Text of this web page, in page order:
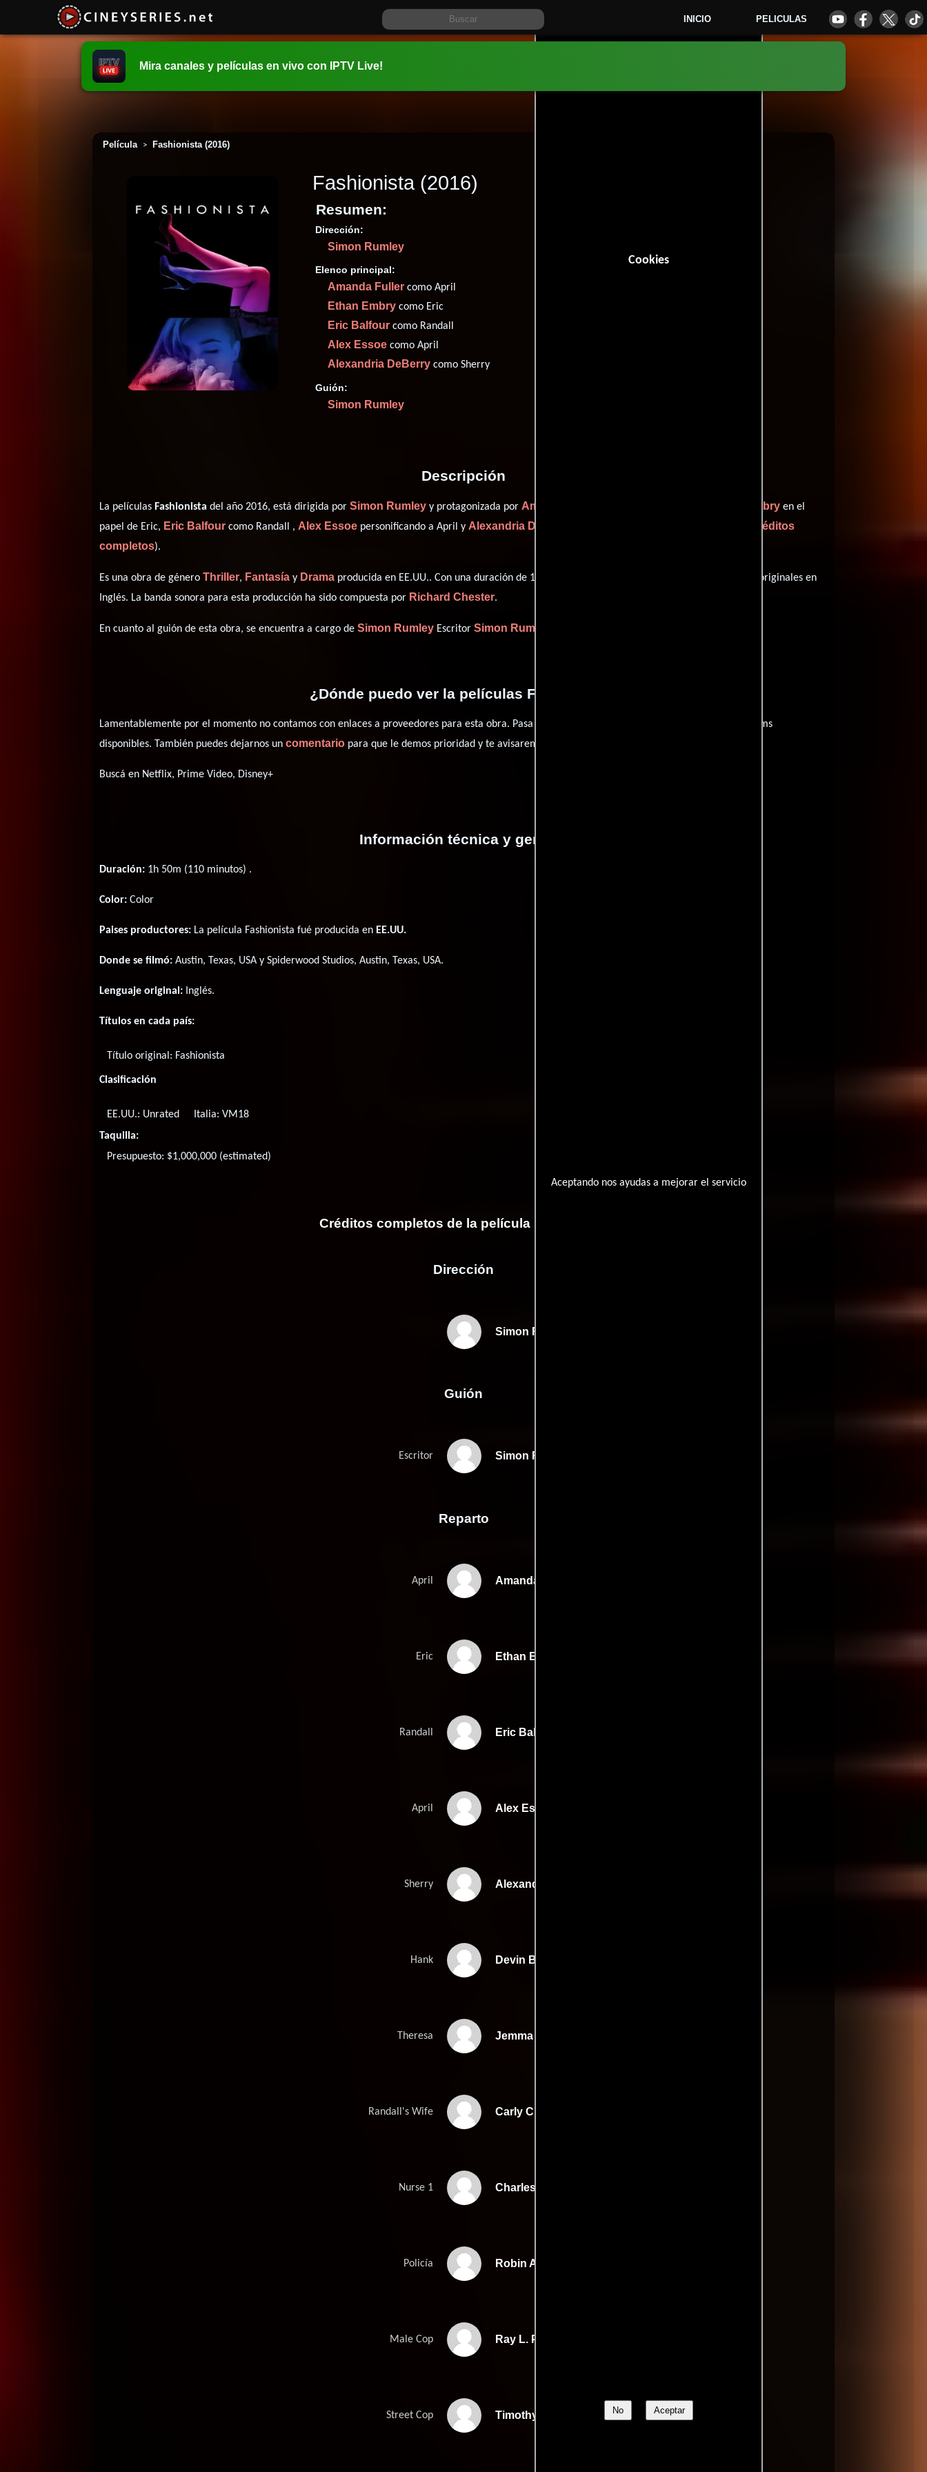
INICIO PELICULAS
Cookies
Aceptando nos ayudas a mejorar el servicio
No Aceptar
Mira canales y películas en vivo con IPTV Live!
Película > Fashionista (2016)
Fashionista(2016)
Resumen:
Dirección:
Simon Rumley
Elenco principal:
Amanda Fuller como April
Ethan Embry como Eric
Eric Balfour como Randall
Alex Essoe como April
Alexandria DeBerry como Sherry
Guión:
Simon Rumley
1h 50m (110 minutos).
Descripción
La películas Fashionista del año 2016, está dirigida porSimon Rumley y protagonizada porAmanda Fuller Ethan Embry en el
papel de Eric, Eric Balfour como Randall ,Alex Essoe personificando a April yAlexandria DeBerry
ver créditos
completos).
Es una obra de géneroThriller, Fantasía y Drama producida en EE.UU.. Con una duración de 1h 50m (110 minutos), esta película tiene diálogos originales en
Inglés. La banda sonora para esta producción ha sido compuesta por Richard Chester.
En cuanto al guión de esta obra, se encuentra a cargo deSimon Rumley EscritorSimon Rumley
¿Dónde puedo ver la películas Fashionista?
Lamentablemente por el momento no contamos con enlaces a proveedores para esta obra. Pasa por nuestro catálogo de
y encuentra films
disponibles. También puedes dejarnos uncomentario para que le demos prioridad y te avisaremos cuando se encuentre disponible
Buscá en Netflix, Prime Video, Disney+
Información técnica y general
Duración: 1h 50m (110 minutos) .
Color: Color
Paises productores: La película Fashionista fué producida en EE.UU.
Donde se filmó: Austin, Texas, USA y Spiderwood Studios, Austin, Texas, USA.
Lenguaje original: Inglés.
Títulos en cada país:
Título original: Fashionista
Clasificación
EE.UU.: Unrated
Italia: VM18
Taquilla:
Presupuesto: $1,000,000 (estimated)
Créditos completos de la película Fashionista
Dirección
Simon Rumley
Guión
Escritor Simon Rumleys
Reparto
April Amanda Fuller
Eric Ethan Embry
Randall Eric Balfour
April Alex Essoe
Sherry Alexandria DeBerry
Hank Devin Bonnée
Theresa Jemma Evans
Randall's Wife Carly Christopher
Nurse 1 Charles 'Skeeta' Jenkins
Policía Robin Anderson
Male Cop Ray L. Perez
Street Cop Timothy Hoppock